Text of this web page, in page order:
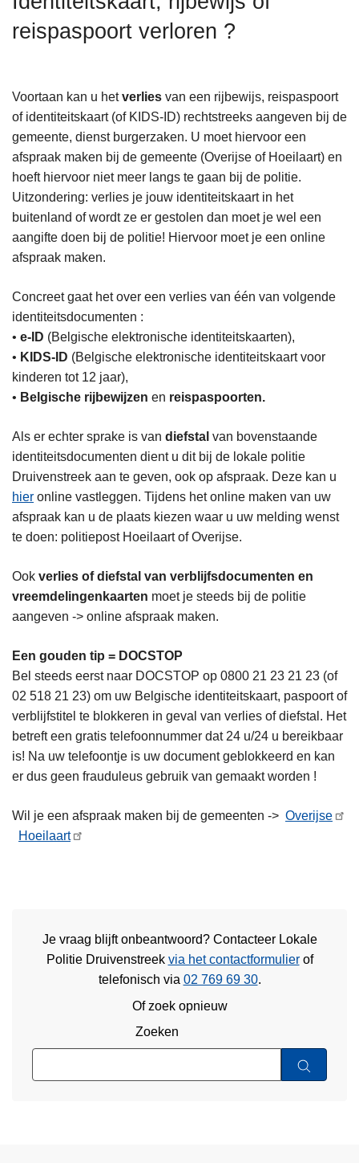
reispaspoort verloren ?
Voortaan kan u hetverlies van een rijbewijs, reispaspoort
of identiteitskaart (of KIDS-ID) rechtstreeks aangeven bij de
gemeente, dienst burgerzaken. U moet hiervoor een
afspraak maken bij de gemeente (Overijse of Hoeilaart) en
hoeft hiervoor niet meer langs te gaan bij de politie.
Uitzondering: verlies je jouw identiteitskaart in het
buitenland of wordt ze er gestolen dan moet je wel een
aangifte doen bij de politie! Hiervoor moet je een online
afspraak maken.
Concreet gaat het over een verlies van één van volgende
identiteitsdocumenten :
• e-ID (Belgische elektronische identiteitskaarten),
• KIDS-ID (Belgische elektronische identiteitskaart voor
kinderen tot 12 jaar),
• Belgische rijbewijzen en reispaspoorten.
Als er echter sprake is van diefstal van bovenstaande
identiteitsdocumenten dient u dit bij de lokale politie
Druivenstreek aan te geven, ook op afspraak. Deze kan u
hier online vastleggen. Tijdens het online maken van uw
afspraak kan u de plaats kiezen waar u uw melding wenst
te doen: politiepost Hoeilaart of Overijse.
Ook verlies of diefstal van verblijfsdocumenten en
vreemdelingenkaarten moet je steeds bij de politie
aangeven -> online afspraak maken.
Een gouden tip = DOCSTOP
Bel steeds eerst naar DOCSTOP op 0800 21 23 21 23 (of
02 518 21 23) om uw Belgische identiteitskaart, paspoort of
verblijfstitel te blokkeren in geval van verlies of diefstal. Het
betreft een gratis telefoonnummer dat 24 u/24 u bereikbaar
is! Na uw telefoontje is uw document geblokkeerd en kan
er dus geen frauduleus gebruik van gemaakt worden !
Wil je een afspraak maken bij de gemeenten -> Overijse
Hoeilaart
Je vraag blijft onbeantwoord? Contacteer Lokale
Politie Druivenstreek via het contactformulierof
telefonisch via 02 769 69 30.
Of zoek opnieuw
Zoeken